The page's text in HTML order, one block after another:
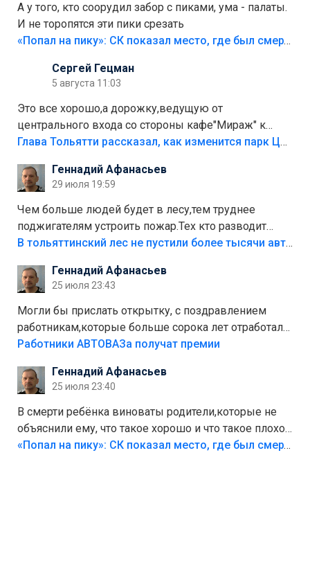
А у того, кто соорудил забор с пиками, ума - палаты.
И не торопятся эти пики срезать
«Попал на пику»: СК показал место, где был смертельно травмирован ребенок в Тольятти
Сергей Гецман
5 августа 11:03
Это все хорошо,а дорожку,ведущую от
центрального входа со стороны кафе"Мираж" к
аттракционам слабо доделать?А то бордюры
лежала в парке и испортилась.Да еще,видимо,часть
украли.
Глава Тольятти рассказал, как изменится парк Центрального района
Геннадий Афанасьев
29 июля 19:59
Чем больше людей будет в лесу,тем труднее
поджигателям устроить пожар.Тех кто разводит
костры,тех надо безбожно штрафовать.Камер полно
Штрафы мизерные.
В тольяттинский лес не пустили более тысячи автомобилей
Геннадий Афанасьев
25 июля 23:43
Могли бы прислать открытку, с поздравлением
работникам,которые больше сорока лет отработали
на предприятии.
Работники АВТОВАЗа получат премии
Геннадий Афанасьев
25 июля 23:40
В смерти ребёнка виноваты родители,которые не
объяснили ему, что такое хорошо и что такое плохо!
Лезть через такой забор,верх безумия,есть же
«Попал на пику»: СК показал место, где был смертельно травмирован ребенок в Тольятти